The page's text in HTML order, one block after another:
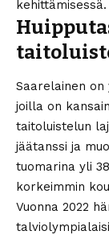
kehittämisessä.
Saarelainen on
joilla on
taitoluistelun
jäätanssi ja
tuomarina yli
korkeimmin
Vuonna 2022